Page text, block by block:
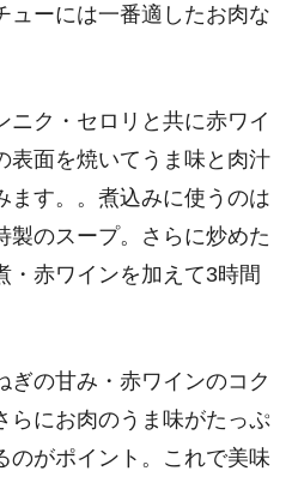
ューには一番適したお肉な
ニク・セロリと共に赤ワイ
表面を焼いてうま味と肉汁
ます。。煮込みに使うのは
製のスープ。さらに炒めた
・赤ワインを加えて3時間
ぎの甘み・赤ワインのコク
らにお肉のうま味がたっぷ
のがポイント。これで美味